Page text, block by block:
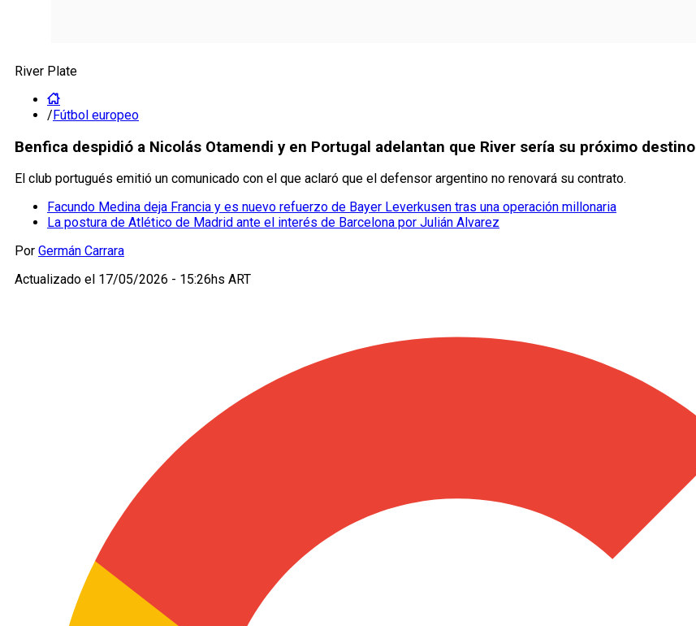
River Plate
/Fútbol europeo
Benfica despidió a Nicolás Otamendi y en Portugal adelantan que River sería su próximo destino
El club portugués emitió un comunicado con el que aclaró que el defensor argentino no renovará su contrato.
Facundo Medina deja Francia y es nuevo refuerzo de Bayer Leverkusen tras una operación millonaria
La postura de Atlético de Madrid ante el interés de Barcelona por Julián Alvarez
Por Germán Carrara
Actualizado el 17/05/2026 - 15:26hs ART